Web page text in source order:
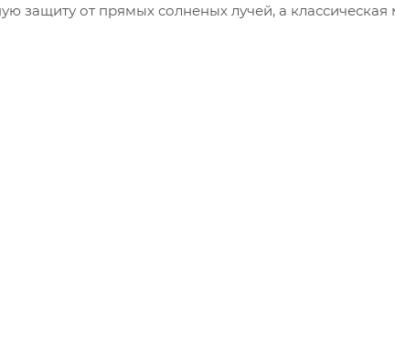
защиту от прямых солненых лучей, а классическая